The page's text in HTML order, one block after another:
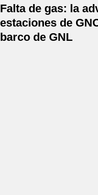
Falta de gas: la
estaciones de
barco de GNL